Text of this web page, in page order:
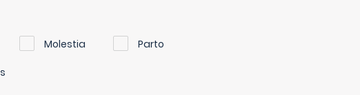
Molestia Parto